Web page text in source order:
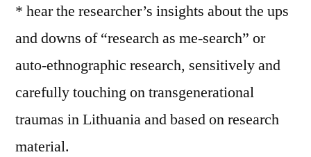
* hear the researcher’s insights about the ups
and downs of “research as me-search” or
auto-ethnographic research, sensitively and
carefully touching on transgenerational
traumas in Lithuania and based on research
material.